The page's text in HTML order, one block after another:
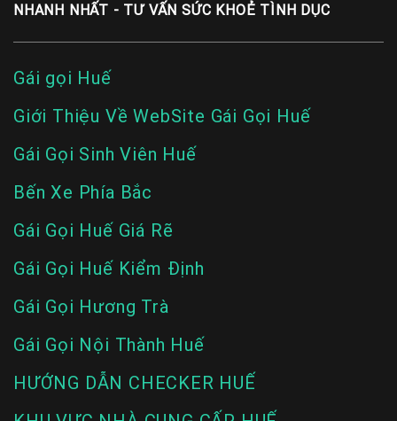
NHANH NHẤT - TƯ VẤN SỨC KHOẺ TÌNH DỤC
Gái gọi Huế
Giới Thiệu Về WebSite Gái Gọi Huế
Gái Gọi Sinh Viên Huế
Bến Xe Phía Bắc
Gái Gọi Huế Giá Rẽ
Gái Gọi Huế Kiểm Định
Gái Gọi Hương Trà
Gái Gọi Nội Thành Huế
HƯỚNG DẪN CHECKER HUẾ